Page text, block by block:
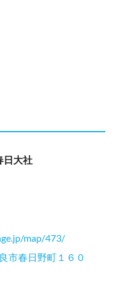
日大社
map/473/
市春日野町１６０